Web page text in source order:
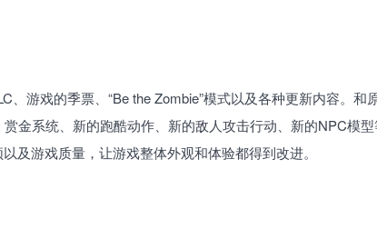
游戏的季票、“Be the Zombie”模式以及各种更新内容。和
金系统、新的跑酷动作、新的敌人攻击行动、新的NPC模
及游戏质量，让游戏整体外观和体验都得到改进。